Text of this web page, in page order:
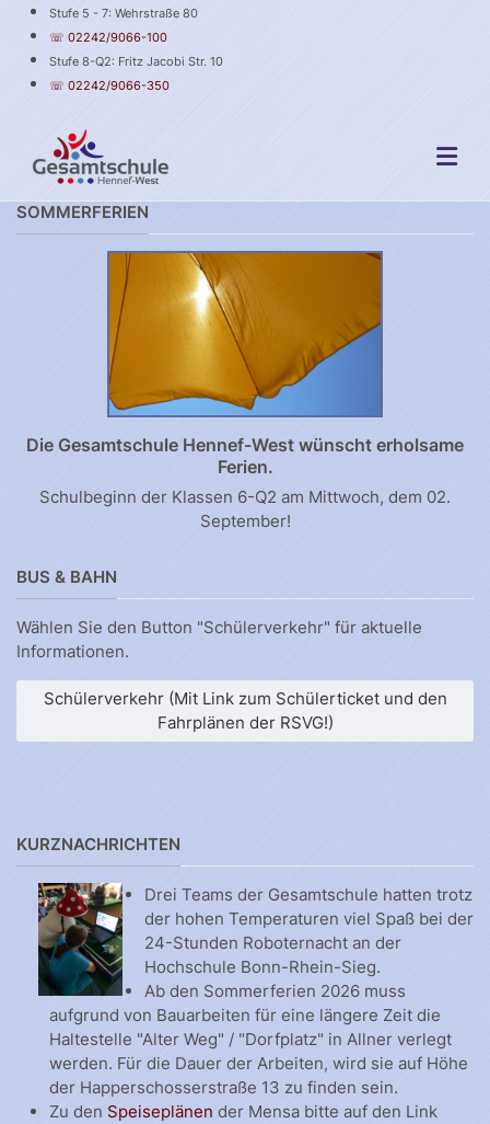
Stufe 5 - 7: Wehrstraße 80
☏ 02242/9066-100
Stufe 8-Q2: Fritz Jacobi Str. 10
☏ 02242/9066-350
SOMMERFERIEN
Die Gesamtschule Hennef-West wünscht erholsame
Ferien.
Schulbeginn der Klassen 6-Q2 am Mittwoch, dem 02.
September!
BUS & BAHN
Wählen Sie den Button "Schülerverkehr" für aktuelle
Informationen.
Schülerverkehr (Mit Link zum Schülerticket und den
Fahrplänen der RSVG!)
KURZNACHRICHTEN
Drei Teams der Gesamtschule hatten trotz
der hohen Temperaturen viel Spaß bei der
24-Stunden Roboternacht an der
Hochschule Bonn-Rhein-Sieg.
Ab den Sommerferien 2026 muss
aufgrund von Bauarbeiten für eine längere Zeit die
Haltestelle "Alter Weg" / "Dorfplatz" in Allner verlegt
werden. Für die Dauer der Arbeiten, wird sie auf Höhe
der Happerschosserstraße 13 zu finden sein.
Zu den Speiseplänen der Mensa bitte auf den Link